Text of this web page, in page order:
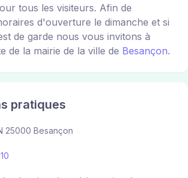
tous les visiteurs. Afin de
d'ouverture le dimanche et si
de garde nous vous invitons à
de la mairie de la ville de Besançon.
pratiques
25000 Besançon